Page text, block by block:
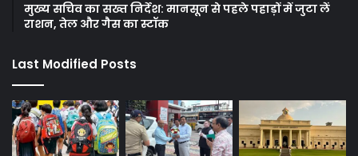
मुख्य सचिव का सख्त निर्देश: मानसून से पहले पहाड़ों में जुटा लें
राशन, तेल और गैस का स्टॉक
Last Modified Posts